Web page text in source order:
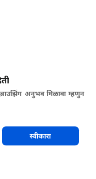
अनुभव मिळावा म्हणुन
स्वीकारा